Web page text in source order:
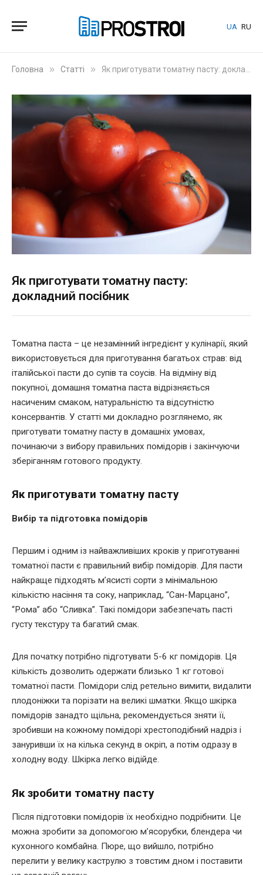
UA RU
Головна » Статті » Як приготувати томатну пасту: докладний посібник
Як приготувати томатну пасту:
докладний посібник
Томатна паста – це незамінний інгредієнт у кулінарії, який
використовується для приготування багатьох страв: від
італійської пасти до супів та соусів. На відміну від
покупної, домашня томатна паста відрізняється
насиченим смаком, натуральністю та відсутністю
консервантів. У статті ми докладно розглянемо, як
приготувати томатну пасту в домашніх умовах,
починаючи з вибору правильних помідорів і закінчуючи
зберіганням готового продукту.
Як приготувати томатну пасту
Вибір та підготовка помідорів
Першим і одним із найважливіших кроків у приготуванні
томатної пасти є правильний вибір помідорів. Для пасти
найкраще підходять м’ясисті сорти з мінімальною
кількістю насіння та соку, наприклад, “Сан-Марцано”,
“Рома” або “Сливка”. Такі помідори забезпечать пасті
густу текстуру та багатий смак.
Для початку потрібно підготувати 5-6 кг помідорів. Ця
кількість дозволить одержати близько 1 кг готової
томатної пасти. Помідори слід ретельно вимити, видалити
плодоніжки та порізати на великі шматки. Якщо шкірка
помідорів занадто щільна, рекомендується зняти її,
зробивши на кожному помідорі хрестоподібний надріз і
зануривши їх на кілька секунд в окріп, а потім одразу в
холодну воду. Шкірка легко відійде.
Як зробити томатну пасту
Після підготовки помідорів їх необхідно подрібнити. Це
можна зробити за допомогою м’ясорубки, блендера чи
кухонного комбайна. Пюре, що вийшло, потрібно
перелити у велику каструлю з товстим дном і поставити